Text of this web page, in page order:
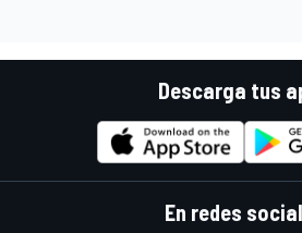
Descarga tus
En redes